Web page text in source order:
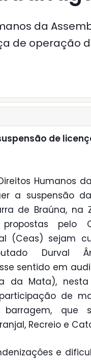
da
de operação
de
Humanos
a suspensão
de Braúna,
propostas pelo
(Ceas) sejam
Durval
sentido em
da Mata),
de
barragem, que
Recreio e
e